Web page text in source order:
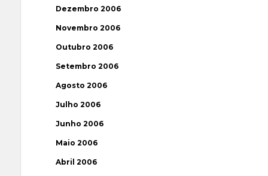
Dezembro 2006
Novembro 2006
Outubro 2006
Setembro 2006
Agosto 2006
Julho 2006
Junho 2006
Maio 2006
Abril 2006